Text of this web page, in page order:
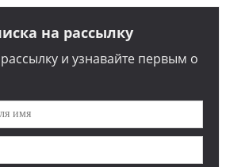
на рассылку
и узнавайте первым о